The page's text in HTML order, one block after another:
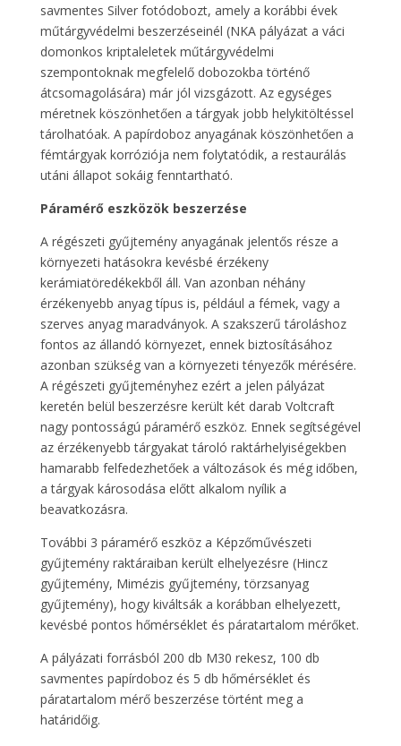
savmentes Silver fotódobozt, amely a korábbi évek
műtárgyvédelmi beszerzéseinél (NKA pályázat a váci
domonkos kriptaleletek műtárgyvédelmi
szempontoknak megfelelő dobozokba történő
átcsomagolására) már jól vizsgázott. Az egységes
méretnek köszönhetően a tárgyak jobb helykitöltéssel
tárolhatóak. A papírdoboz anyagának köszönhetően a
fémtárgyak korróziója nem folytatódik, a restaurálás
utáni állapot sokáig fenntartható.
Páramérő eszközök beszerzése
A régészeti gyűjtemény anyagának jelentős része a
környezeti hatásokra kevésbé érzékeny
kerámiatöredékekből áll. Van azonban néhány
érzékenyebb anyag típus is, például a fémek, vagy a
szerves anyag maradványok. A szakszerű tároláshoz
fontos az állandó környezet, ennek biztosításához
azonban szükség van a környezeti tényezők mérésére.
A régészeti gyűjteményhez ezért a jelen pályázat
keretén belül beszerzésre került két darab Voltcraft
nagy pontosságú páramérő eszköz. Ennek segítségével
az érzékenyebb tárgyakat tároló raktárhelyiségekben
hamarabb felfedezhetőek a változások és még időben,
a tárgyak károsodása előtt alkalom nyílik a
beavatkozásra.
További 3 páramérő eszköz a Képzőművészeti
gyűjtemény raktáraiban került elhelyezésre (Hincz
gyűjtemény, Mimézis gyűjtemény, törzsanyag
gyűjtemény), hogy kiváltsák a korábban elhelyezett,
kevésbé pontos hőmérséklet és páratartalom mérőket.
A pályázati forrásból 200 db M30 rekesz, 100 db
savmentes papírdoboz és 5 db hőmérséklet és
páratartalom mérő beszerzése történt meg a
határidőig.